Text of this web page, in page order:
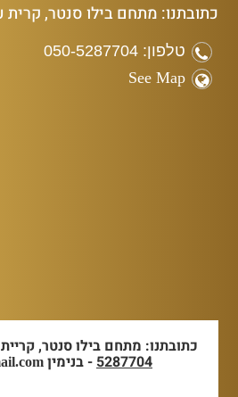
כתובתנו: מתחם בילו סנטר, קרית
טלפון: 050-5287704
See Map
כתובתנו: מתחם בילו סנטר,
5287704- בנימין